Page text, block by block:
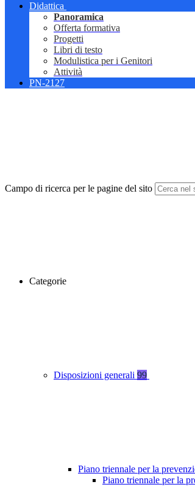
Didattica
Panoramica
Offerta formativa
Progetti
Libri di testo
Modulistica per i Genitori
Attività
PN-2127
Campo di ricerca per le pagine del sito
Categorie
Disposizioni generali 99
Piano triennale per la
Piano triennale per la